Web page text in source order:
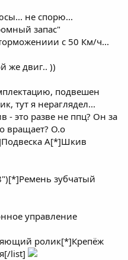
не спорю...
запас"
с 50 Км/ч...
же двиг.. ))
подвешен
тут я нераглядел...
- это разве не ппц? Он за
вращает? О.о
А[*]Шкив
зубчатый
управление
ролик[*]Крепёж
list]